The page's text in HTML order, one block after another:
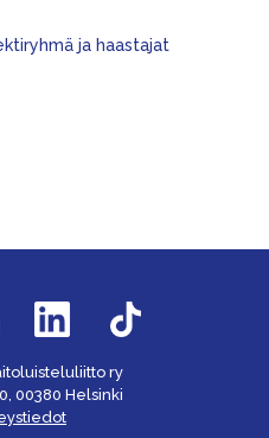
ja haastajat
ry
00380 Helsinki